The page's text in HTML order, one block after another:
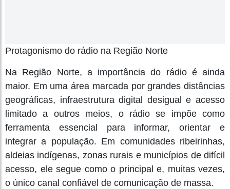
Protagonismo do rádio na Região Norte
Na Região Norte, a importância do rádio é ainda
maior. Em uma área marcada por grandes distâncias
geográficas, infraestrutura digital desigual e acesso
limitado a outros meios, o rádio se impõe como
ferramenta essencial para informar, orientar e
integrar a população. Em comunidades ribeirinhas,
aldeias indígenas, zonas rurais e municípios de difícil
acesso, ele segue como o principal e, muitas vezes,
o único canal confiável de comunicação de massa.